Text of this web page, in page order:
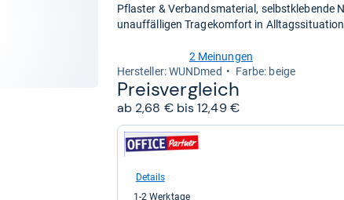
Pflaster & Verbandsmaterial, selbstklebende
unauffälligen Tragekomfort in
von
5
Sternen
2 Meinungen
Her­stel­ler: WUNDmed
Farbe: beige
Preis­ver­gleich
ab 2,68 € bis 12,49 €
zum
Shop:
office-
Details
1-2 Werktage